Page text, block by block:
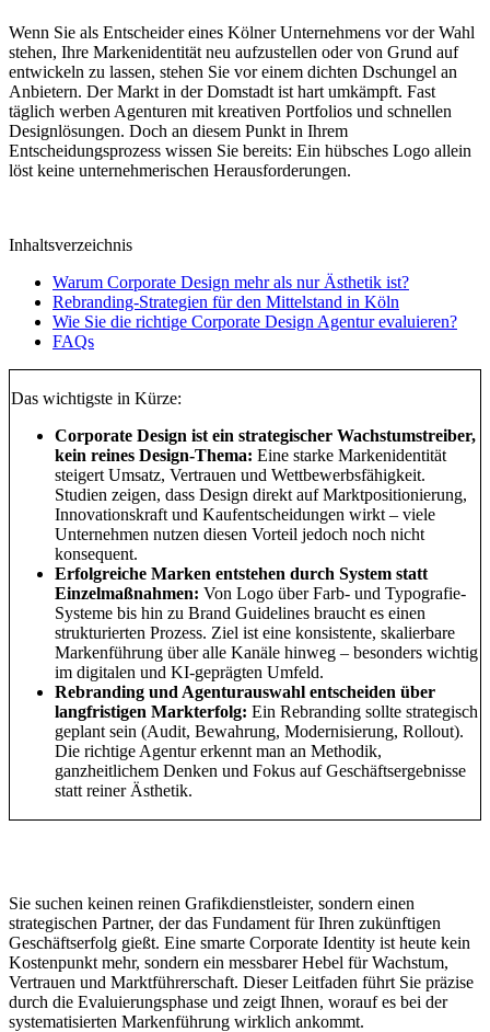
Wenn Sie als Entscheider eines Kölner Unternehmens vor der Wahl
stehen, Ihre Markenidentität neu aufzustellen oder von Grund auf
entwickeln zu lassen, stehen Sie vor einem dichten Dschungel an
Anbietern. Der Markt in der Domstadt ist hart umkämpft. Fast
täglich werben Agenturen mit kreativen Portfolios und schnellen
Designlösungen. Doch an diesem Punkt in Ihrem
Entscheidungsprozess wissen Sie bereits: Ein hübsches Logo allein
löst keine unternehmerischen Herausforderungen.
Inhalts­verzeichnis
Warum Corporate Design mehr als nur Ästhetik ist?
Rebranding-Strategien für den Mittelstand in Köln
Wie Sie die richtige Corporate Design Agentur evaluieren?
FAQs
Das wichtigste in Kürze:
Corporate Design ist ein strategischer Wachstumstreiber,
kein reines Design-Thema: Eine starke Markenidentität
steigert Umsatz, Vertrauen und Wettbewerbsfähigkeit.
Studien zeigen, dass Design direkt auf Marktpositionierung,
Innovationskraft und Kaufentscheidungen wirkt – viele
Unternehmen nutzen diesen Vorteil jedoch noch nicht
konsequent.
Erfolgreiche Marken entstehen durch System statt
Einzelmaßnahmen: Von Logo über Farb- und Typografie-
Systeme bis hin zu Brand Guidelines braucht es einen
strukturierten Prozess. Ziel ist eine konsistente, skalierbare
Markenführung über alle Kanäle hinweg – besonders wichtig
im digitalen und KI-geprägten Umfeld.
Rebranding und Agenturauswahl entscheiden über
langfristigen Markterfolg: Ein Rebranding sollte strategisch
geplant sein (Audit, Bewahrung, Modernisierung, Rollout).
Die richtige Agentur erkennt man an Methodik,
ganzheitlichem Denken und Fokus auf Geschäftsergebnisse
statt reiner Ästhetik.
Sie suchen keinen reinen Grafikdienstleister, sondern einen
strategischen Partner, der das Fundament für Ihren zukünftigen
Geschäftserfolg gießt. Eine smarte Corporate Identity ist heute kein
Kostenpunkt mehr, sondern ein messbarer Hebel für Wachstum,
Vertrauen und Marktführerschaft. Dieser Leitfaden führt Sie präzise
durch die Evaluierungsphase und zeigt Ihnen, worauf es bei der
systematisierten Markenführung wirklich ankommt.